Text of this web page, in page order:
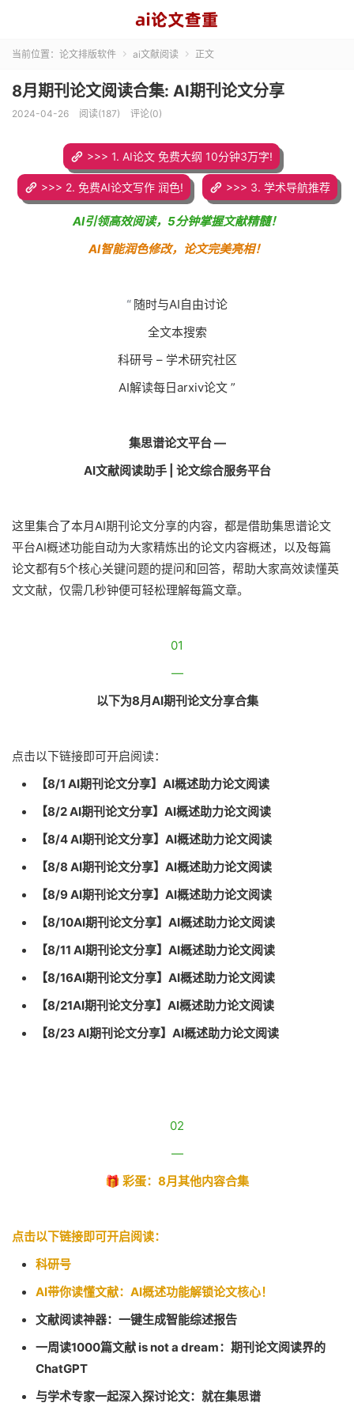
当前位置： 论文排版软件  ai文献阅读  正文
8月期刊论文阅读合集: AI期刊论文分享
2024-04-26 阅读(187) 评论(0)
>>> 1. AI论文 免费大纲 10分钟3万字!
>>> 2. 免费AI论文写作 润色! >>> 3. 学术导航推荐
AI引领高效阅读，5分钟掌握文献精髓！
AI智能润色修改，论文完美亮相！
“ 随时与AI自由讨论
全文本搜索
科研号 – 学术研究社区
AI解读每日arxiv论文 ”
集思谱论文平台 —
AI文献阅读助手 | 论文综合服务平台
这里集合了本月AI期刊论文分享的内容，都是借助集思谱论文
平台AI概述功能自动为大家精炼出的论文内容概述，以及每篇
论文都有5个核心关键问题的提问和回答，帮助大家高效读懂英
文文献，仅需几秒钟便可轻松理解每篇文章。
01
—
以下为8月AI期刊论文分享合集
点击以下链接即可开启阅读：
【8/1 AI期刊论文分享】AI概述助力论文阅读
【8/2 AI期刊论文分享】AI概述助力论文阅读
【8/4 AI期刊论文分享】AI概述助力论文阅读
【8/8 AI期刊论文分享】AI概述助力论文阅读
【8/9 AI期刊论文分享】AI概述助力论文阅读
【8/10AI期刊论文分享】AI概述助力论文阅读
【8/11 AI期刊论文分享】AI概述助力论文阅读
【8/16AI期刊论文分享】AI概述助力论文阅读
【8/21AI期刊论文分享】AI概述助力论文阅读
【8/23 AI期刊论文分享】AI概述助力论文阅读
02
—
🎁 彩蛋：8月其他内容合集
点击以下链接即可开启阅读：
科研号
AI带你读懂文献：AI概述功能解锁论文核心！
文献阅读神器：一键生成智能综述报告
一周读1000篇文献 is not a dream：期刊论文阅读界的
ChatGPT
与学术专家一起深入探讨论文：就在集思谱